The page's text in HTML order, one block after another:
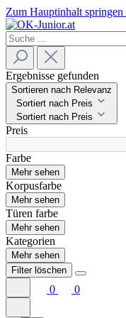
Zum Hauptinhalt springen
Ergebnisse gefunden
Sortieren nach Relevanz
Sortiert nach Preis
Sortiert nach Preis
Preis
Farbe
Mehr sehen
Korpusfarbe
Mehr sehen
Türen farbe
Mehr sehen
Kategorien
Mehr sehen
Filter löschen
0 0